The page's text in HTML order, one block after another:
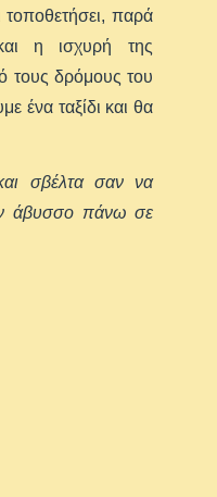
τοποθετήσει, παρά
η ισχυρή της
τους δρόμους του
ένα ταξίδι και θα
σβέλτα σαν να
άβυσσο πάνω σε